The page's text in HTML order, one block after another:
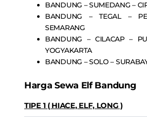
BANDUNG – SUMEDANG –
BANDUNG – TEGAL –
SEMARANG
BANDUNG – CILACAP –
YOGYAKARTA
BANDUNG – SOLO –
Harga Sewa Elf Bandung
TIPE 1 ( HIACE, ELF, LONG )